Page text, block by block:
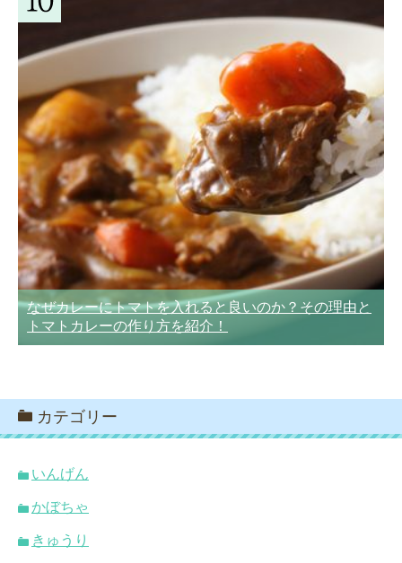
なぜカレーにトマトを入れると良いのか？その理由と
トマトカレーの作り方を紹介！
カテゴリー
いんげん
かぼちゃ
きゅうり